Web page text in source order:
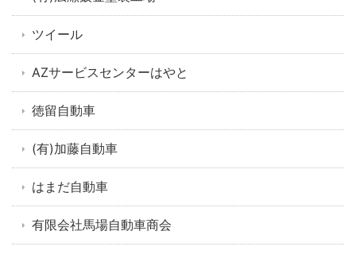
ツイール
AZサービスセンターはやと
徳留自動車
(有)加藤自動車
はまだ自動車
有限会社馬場自動車商会